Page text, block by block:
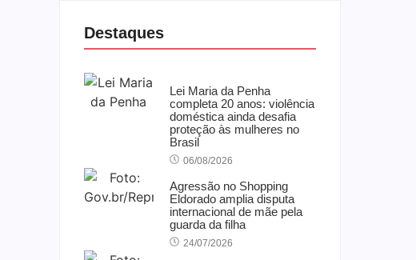
Destaques
Lei Maria da Penha
completa 20 anos: violência
doméstica ainda desafia
proteção às mulheres no
Brasil
06/08/2026
Agressão no Shopping
Eldorado amplia disputa
internacional de mãe pela
guarda da filha
24/07/2026